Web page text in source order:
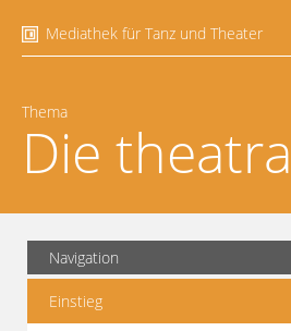
Mediathek für Tanz und Theater
Thema
Die
Navigation
Einstieg